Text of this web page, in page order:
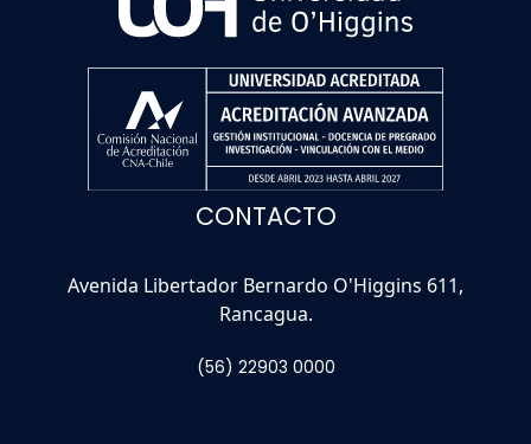
CONTACTO
Avenida Libertador Bernardo O'Higgins 611,
Rancagua.
(56) 22903 0000